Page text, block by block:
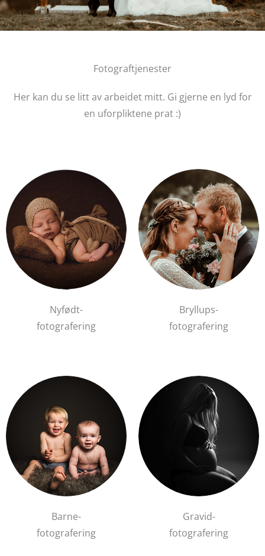
Fotograftjenester
Her kan du se litt av arbeidet mitt. Gi gjerne en lyd for
en uforpliktene prat :)​
Nyfødt-
fotografering
Bryllups-
fotografering
Barne-
fotografering
Gravid-
fotografering